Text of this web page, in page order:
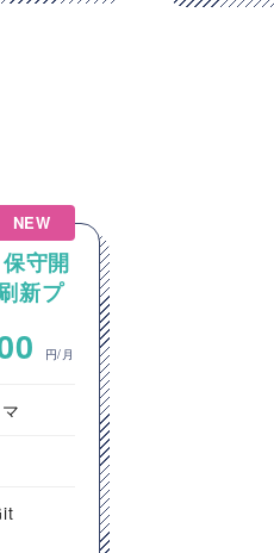
NEW
守開
新プ
円/月